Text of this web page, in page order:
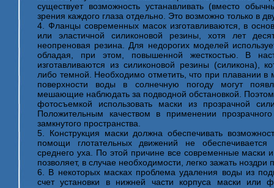
существует возможность устанавливать (вместо
зрения каждого глаза отдельно. Это возможно только в
4. Фланцы современных масок изготавливаются, в
или эластичной силиконовой резины, хотя лет
неопреновая резина. Для недорогих моделей
обладая, при этом, повышенной жесткостью. В
изготавливаются из силиконовой резины (силикона),
либо темной. Необходимо отметить, что при плавании в
поверхности воды в солнечную погоду могут
мешающие наблюдать за подводной обстановкой.
фотосъемкой использовать маски из прозрачной
Положительным качеством в применении
замкнутого пространства.
5. Конструкция маски должна обеспечивать
помощи глотательных движений не
среднего уха. По этой причине все современные
позволяет, в случае необходимости, легко зажать ноздри
6. В некоторых масках проблема удаления воды из
счет установки в нижней части корпуса маски или